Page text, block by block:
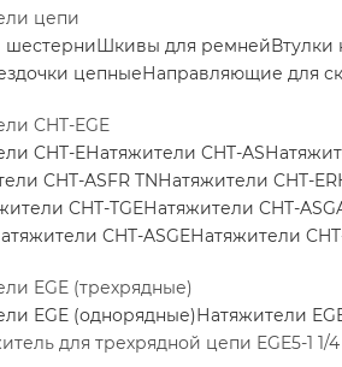
цепи
шестерниШкивы для ремнейВтулки
цепныеНаправляющие для
CHT-EGE
CHT-EНатяжители CHT-AS
CHT-ASFR TNНатяжители CHT-ER
CHT-TGEНатяжители CHT-
CHT-ASGEНатяжители
EGE (трехрядные)
EGE (однорядные)Натяжители
для трехрядной цепи EGE5-1 1/4